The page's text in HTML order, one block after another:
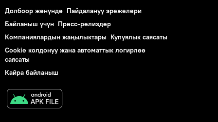
Долбоор жөнүндө Пайдалануу эрежелери
Байланыш үчүн Пресс-релиздер
Компаниялардын жаңылыктары Купуялык саясаты
Cookie колдонуу жана автоматтык логирлөө
саясаты
Кайра байланыш